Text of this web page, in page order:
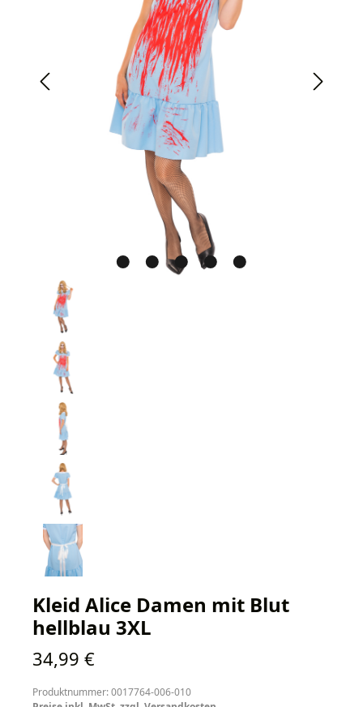
Kleid Alice Damen mit Blut
hellblau 3XL
Regulärer Preis:
34,99 €
Produktnummer: 0017764-006-010